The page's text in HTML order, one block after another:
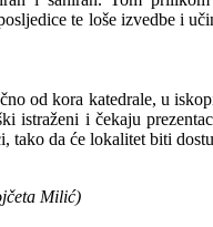
te loše izvedbe i
od kora katedrale, u
istraženi i čekaju
tako da će lokalitet biti
Milić)